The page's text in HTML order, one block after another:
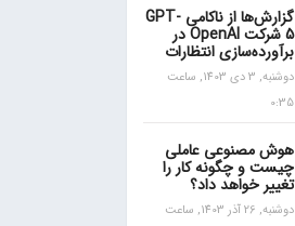
گزارش‌ها از ناکامی GPT-
5 شرکت OpenAI در
برآورده‌سازی انتظارات
دوشنبه, 3 دی 1403, ساعت
0:35
هوش مصنوعی عاملی
چیست و چگونه کار را
تغییر خواهد داد؟
دوشنبه, 26 آذر 1403, ساعت